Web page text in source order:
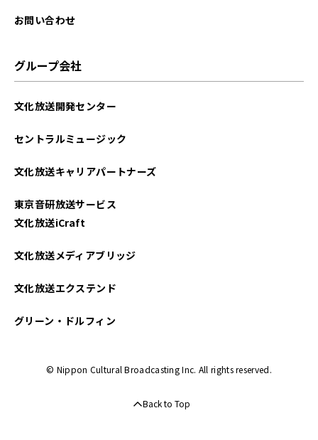
お問い合わせ
グループ会社
文化放送開発センター
セントラルミュージック
文化放送キャリアパートナーズ
東京音研放送サービス
文化放送iCraft
文化放送メディアブリッジ
文化放送エクステンド
グリーン・ドルフィン
© Nippon Cultural Broadcasting Inc. All rights reserved.
Back to Top